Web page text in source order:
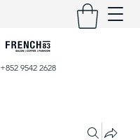
+852 9542 2628